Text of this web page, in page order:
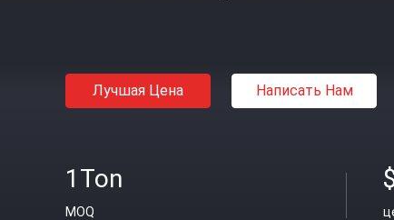
Лучшая Цена Написать Нам
1Ton
MOQ